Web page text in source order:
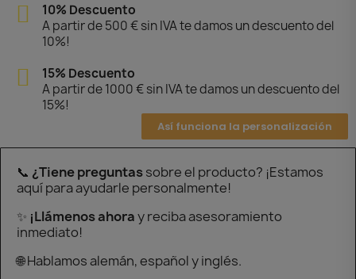
10% Descuento
A partir de 500 € sin IVA te damos un descuento del
10%!
15% Descuento
A partir de 1000 € sin IVA te damos un descuento del
15%!
Así funciona la personalización
📞 ¿Tiene preguntassobre el producto? ¡Estamos
aquí para ayudarle personalmente!
✨ ¡Llámenos ahoray reciba asesoramiento
inmediato!
🌐 Hablamos alemán, español y inglés.